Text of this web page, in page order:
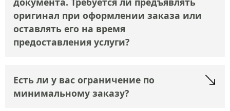
оригинал при оформлении заказа или
оставлять его на время
предоставления услуги?
Есть ли у вас ограничение по
минимальному заказу?